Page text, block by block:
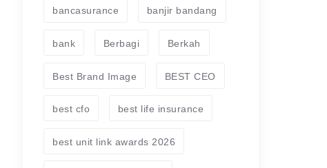
bancasurance banjir bandang
bank Berbagi Berkah
Best Brand Image BEST CEO
best cfo best life insurance
best unit link awards 2026